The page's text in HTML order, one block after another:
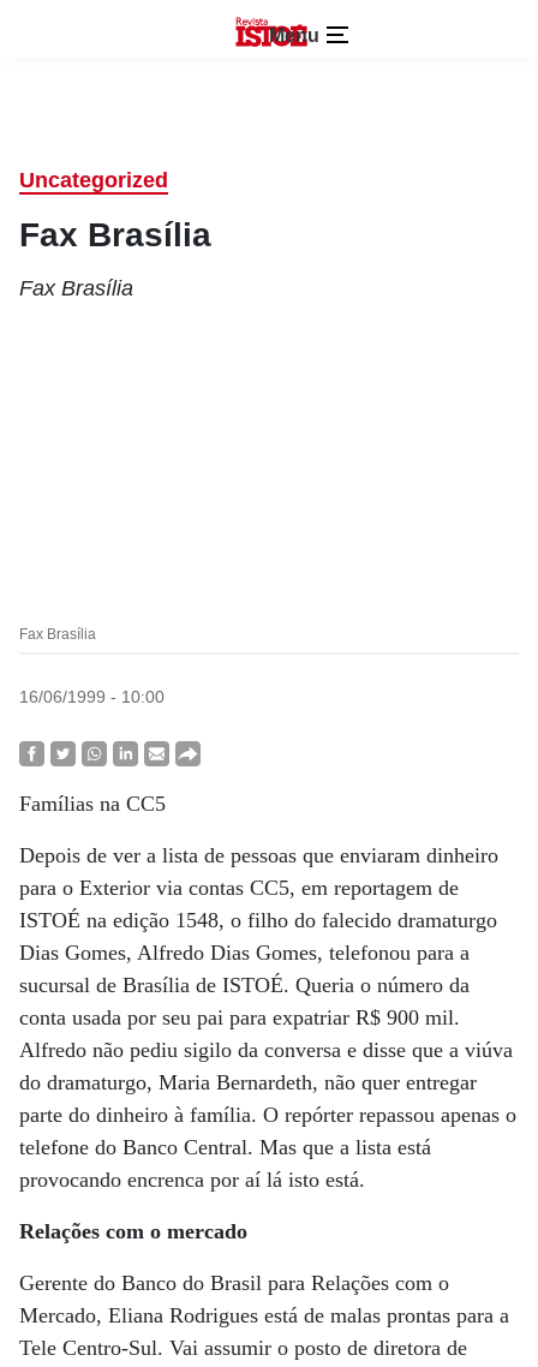
Menu
Uncategorized
Fax Brasília
Fax Brasília
Fax Brasília
16/06/1999 - 10:00
Famílias na CC5
Depois de ver a lista de pessoas que enviaram dinheiro
para o Exterior via contas CC5, em reportagem de
ISTOÉ na edição 1548, o filho do falecido dramaturgo
Dias Gomes, Alfredo Dias Gomes, telefonou para a
sucursal de Brasília de ISTOÉ. Queria o número da
conta usada por seu pai para expatriar R$ 900 mil.
Alfredo não pediu sigilo da conversa e disse que a viúva
do dramaturgo, Maria Bernardeth, não quer entregar
parte do dinheiro à família. O repórter repassou apenas o
telefone do Banco Central. Mas que a lista está
provocando encrenca por aí lá isto está.
Relações com o mercado
Gerente do Banco do Brasil para Relações com o
Mercado, Eliana Rodrigues está de malas prontas para a
Tele Centro-Sul. Vai assumir o posto de diretora de